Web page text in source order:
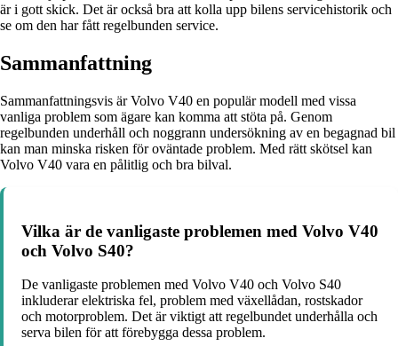
är i gott skick. Det är också bra att kolla upp bilens servicehistorik och
se om den har fått regelbunden service.
Sammanfattning
Sammanfattningsvis är Volvo V40 en populär modell med vissa
vanliga problem som ägare kan komma att stöta på. Genom
regelbunden underhåll och noggrann undersökning av en begagnad bil
kan man minska risken för oväntade problem. Med rätt skötsel kan
Volvo V40 vara en pålitlig och bra bilval.
Vilka är de vanligaste problemen med Volvo V40
och Volvo S40?
De vanligaste problemen med Volvo V40 och Volvo S40
inkluderar elektriska fel, problem med växellådan, rostskador
och motorproblem. Det är viktigt att regelbundet underhålla och
serva bilen för att förebygga dessa problem.